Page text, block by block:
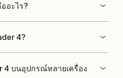
อะไร?
4?
4 บนอุปกรณ์หลายเครื่อง